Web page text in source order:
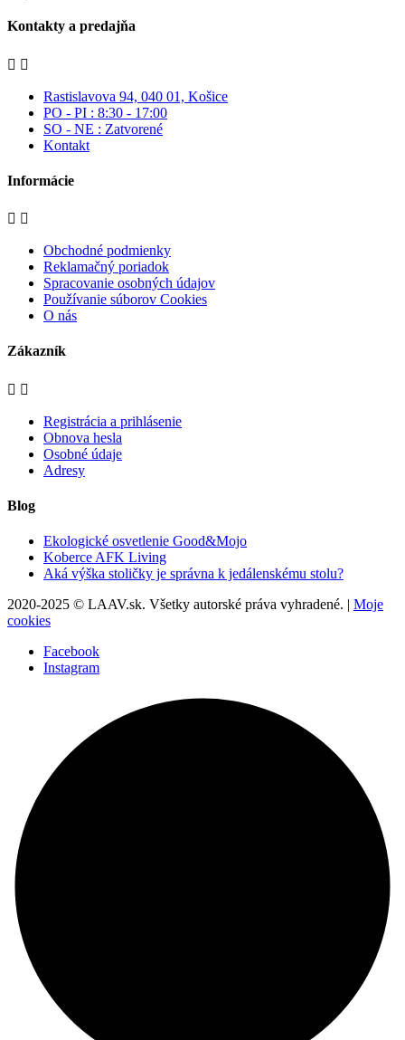
Kontakty a predajňa
 
Rastislavova 94, 040 01, Košice
PO - PI : 8:30 - 17:00
SO - NE : Zatvorené
Kontakt
Informácie
 
Obchodné podmienky
Reklamačný poriadok
Spracovanie osobných údajov
Používanie súborov Cookies
O nás
Zákazník
 
Registrácia a prihlásenie
Obnova hesla
Osobné údaje
Adresy
Blog
Ekologické osvetlenie Good&Mojo
Koberce AFK Living
Aká výška stoličky je správna k jedálenskému stolu?
2020-2025 © LAAV.sk. Všetky autorské práva vyhradené. | Moje
cookies
Facebook
Instagram